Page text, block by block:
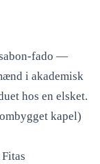
fado —
i akademisk
hos en elsket.
kapel)